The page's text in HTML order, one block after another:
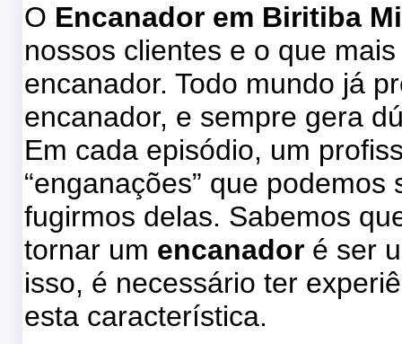
O Encanador em Biritiba
nossos clientes e o que
encanador. Todo mundo já
encanador, e sempre gera
Em cada episódio, um
“enganações” que
fugirmos delas. Sabemos
tornar um encanador é ser
isso, é necessário ter
esta característica.